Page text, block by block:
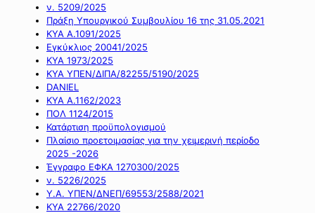
ν. 5209/2025
Πράξη Υπουργικού Συμβουλίου 16 της 31.05.2021
ΚΥΑ Α.1091/2025
Εγκύκλιος 20041/2025
ΚΥΑ 1973/2025
ΚΥΑ ΥΠΕΝ/ΔΙΠΑ/82255/5190/2025
DANIEL
ΚΥΑ Α.1162/2023
ΠΟΛ 1124/2015
Κατάρτιση προϋπολογισμού
Πλαίσιο προετοιμασίας για την χειμερινή περίοδο
2025 -2026
Έγγραφο ΕΦΚΑ 1270300/2025
ν. 5226/2025
Υ.Α. ΥΠΕΝ/ΔΝΕΠ/69553/2588/2021
ΚΥΑ 22766/2020